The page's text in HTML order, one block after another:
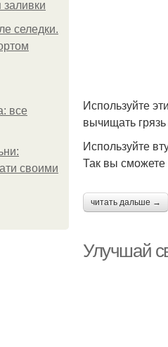
селедки.
все
своими
Используйте
вычищать
Используйте
Так вы
читать дальше →
Улучшай